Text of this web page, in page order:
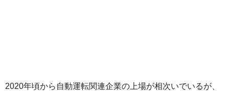
2020年頃から自動運転関連企業の上場が相次いでいるが、